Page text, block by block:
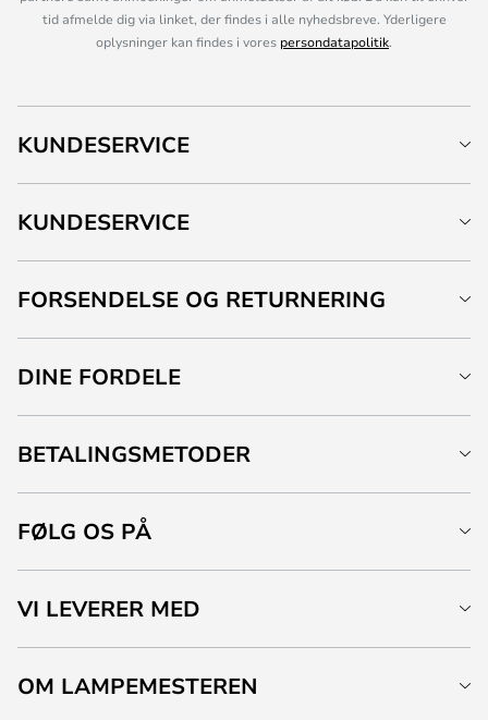
tid afmelde dig via linket, der findes i alle nyhedsbreve. Yderligere
oplysninger kan findes i vores persondatapolitik.
KUNDESERVICE
KUNDESERVICE
FORSENDELSE OG RETURNERING
DINE FORDELE
BETALINGSMETODER
FØLG OS PÅ
VI LEVERER MED
OM LAMPEMESTEREN